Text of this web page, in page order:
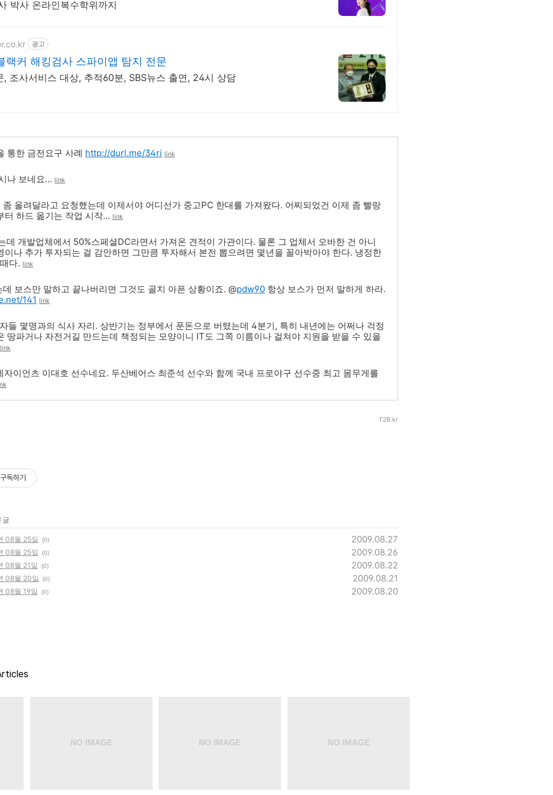
박사 온라인복수학위까지
광고
랙커 해킹검사 스파이앱 탐지 전문
, 조사서비스 대상, 추적60분, SBS뉴스 출연, 24시 상담
통한 금전요구 사례 http://durl.me/34ri link
나 보네요... link
올려달라고 요청했는데 이제서야 어디선가 중고PC 한대를 가져왔다. 어찌되었건 이제 좀 빨랑
터 하드 옮기는 작업 시작... link
데 개발업체에서 50%스페셜DC라면서 가져온 견적이 가관이다. 물론 그 업체서 오바한 건 아니
이나 추가 투자되는 걸 감안하면 그만큼 투자해서 본전 뽑으려면 몇년을 꼴아박아야 한다. 냉정한
다. link
보스만 말하고 끝나버리면 그것도 골치 아픈 상황이죠. @pdw90 항상 보스가 먼저 말하게 하라.
141 link
들 몇명과의 식사 자리. 상반기는 정부에서 푼돈으로 버텼는데 4분기, 특히 내년에는 어쩌나 걱정
땅파거나 자전거길 만드는데 책정되는 모양이니 IT도 그쪽 이름이나 걸쳐야 지원을 받을 수 있을
link
자이언츠 이대호 선수네요. 두산베어스 최준석 선수와 함께 국내 프로야구 선수중 최고 몸무게를
T2B.kr
구독하기
글
08월 25일 (0) 2009.08.27
08월 25일 (0) 2009.08.26
08월 21일 (0) 2009.08.22
08월 20일 (0) 2009.08.21
08월 19일 (0) 2009.08.20